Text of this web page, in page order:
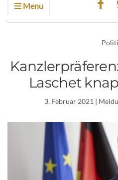
Menu
Laschet
3. Februar 2021 |